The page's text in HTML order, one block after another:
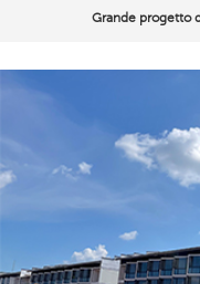
Grande progetto